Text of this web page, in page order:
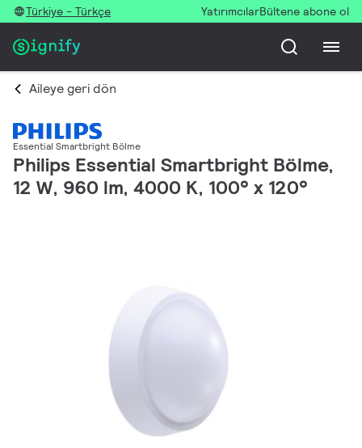
Türkiye - Türkçe YatırımcılarBültene abone ol
Aileye geri dön
Essential Smartbright Bölme
Philips Essential Smartbright Bölme,
12 W, 960 lm, 4000 K, 100° x 120°